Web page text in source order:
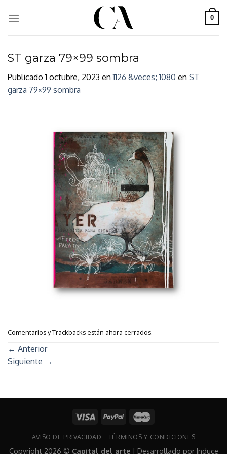
0
ST garza 79×99 sombra
Publicado1 octubre, 2023 en1126 &veces; 1080 en ST
garza 79×99 sombra
Comentarios y Trackbacks están ahora cerrados.
← Anterior
Siguiente →
AVISO DE PRIVACIDAD TÉRMINOS Y CONDICIONES
Copyright 2026 © Capital del arte | Desarrollado por Induce